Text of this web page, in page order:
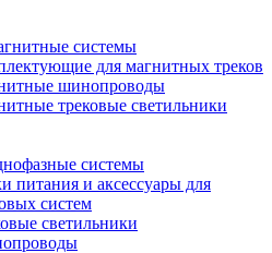
системы
для магнитных треков
шинопроводы
трековые светильники
системы
питания и аксессуары для
систем
светильники